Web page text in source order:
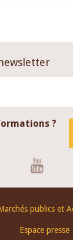
?
publics et
Espace presse